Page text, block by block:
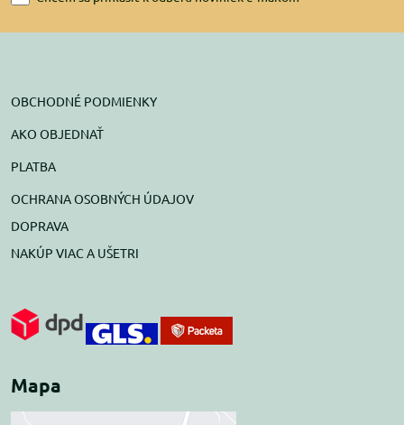
OBCHODNÉ PODMIENKY
AKO OBJEDNAŤ
PLATBA
OCHRANA OSOBNÝCH ÚDAJOV
DOPRAVA
NAKÚP VIAC A UŠETRI
Mapa